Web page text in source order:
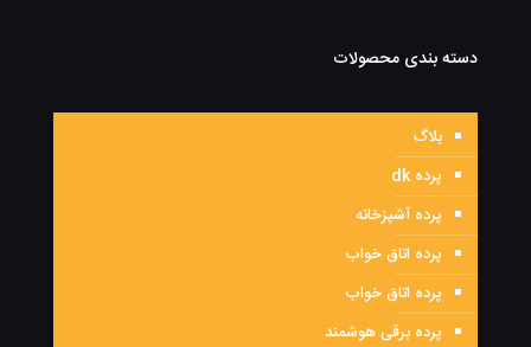
دسته بندی محصولات
بلاگ
پرده dk
پرده آشپزخانه
پرده اتاق خواب
پرده اتاق خواب
پرده برقی هوشمند